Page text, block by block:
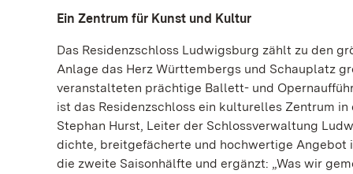
Ein Zentrum für Kunst und Kultur
Das Residenzschloss Ludwigsburg zählt zu den
Anlage das Herz Württembergs und Schauplatz
veranstalteten prächtige Ballett- und
ist das Residenzschloss ein kulturelles Zentrum
Stephan Hurst, Leiter der Schlossverwaltung
dichte, breitgefächerte und hochwertige Angebot
die zweite Saisonhälfte und ergänzt: „Was wir